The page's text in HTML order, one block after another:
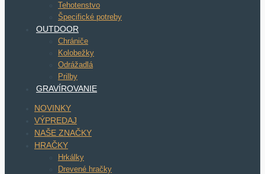
Tehotenstvo
Špecifické potreby
OUTDOOR
Chrániče
Kolobežky
Odrážadlá
Prilby
GRAVÍROVANIE
NOVINKY
VÝPREDAJ
NAŠE ZNAČKY
HRAČKY
Hrkálky
Drevené hračky